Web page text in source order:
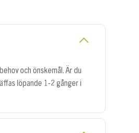
och önskemål. Är du
löpande 1-2 gånger i